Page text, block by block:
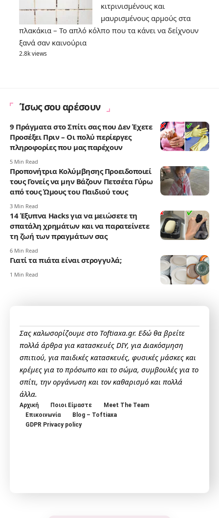
κιτρινισμένους και
μαυρισμένους αρμούς στα
πλακάκια – Το απλό κόλπο που τα κάνει να δείχνουν
ξανά σαν καινούρια
2.8k views
Ίσως σου αρέσουν
9 Πράγματα στο Σπίτι σας που Δεν Έχετε
Προσέξει Πριν – Οι πολύ περίεργες
πληροφορίες που μας παρέχουν
5 Min Read
Προπονήτρια Κολύμβησης Προειδοποιεί
τους Γονείς να μην Βάζουν Πετσέτα Γύρω
από τους Ώμους του Παιδιού τους
3 Min Read
14 Έξυπνα Hacks για να μειώσετε τη
σπατάλη χρημάτων και να παρατείνετε
τη ζωή των πραγμάτων σας
6 Min Read
Γιατί τα πιάτα είναι στρογγυλά;
1 Min Read
Σας καλωσορίζουμε στο Toftiaxa.gr. Εδώ θα βρείτε
πολλά άρθρα για κατασκευές DIY, για Διακόσμηση
σπιτιού, για παιδικές κατασκευές, φυσικές μάσκες και
κρέμες για το πρόσωπο και το σώμα, συμβουλές για το
σπίτι, την οργάνωση και τον καθαρισμό και πολλά
άλλα.
Αρχική Ποιοι Είμαστε
Meet The Team
Επικοινωνία
Blog – Toftiaxa
GDPR Privacy policy